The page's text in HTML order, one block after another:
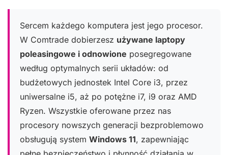
Sercem każdego komputera jest jego procesor.
W Comtrade dobierzesz używane laptopy
poleasingowe i odnowione posegregowane
według optymalnych serii układów: od
budżetowych jednostek Intel Core i3, przez
uniwersalne i5, aż po potężne i7, i9 oraz AMD
Ryzen. Wszystkie oferowane przez nas
procesory nowszych generacji bezproblemowo
obsługują system Windows 11, zapewniając